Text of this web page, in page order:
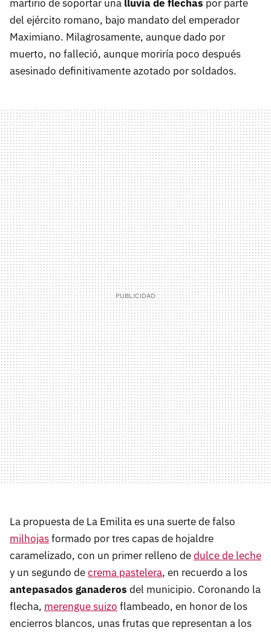
martirio de soportar una lluvia de flechas por parte
del ejército romano, bajo mandato del emperador
Maximiano. Milagrosamente, aunque dado por
muerto, no falleció, aunque moriría poco después
asesinado definitivamente azotado por soldados.
La propuesta de La Emilita es una suerte defalso
milhojasformado por tres capas de hojaldre
caramelizado, con un primer relleno dedulce de leche
y un segundo decrema pastelera, en recuerdo a los
antepasados ganaderos del municipio. Coronando la
flecha, merengue suizo flambeado, en honor de los
encierros blancos, unas frutas que representan a los